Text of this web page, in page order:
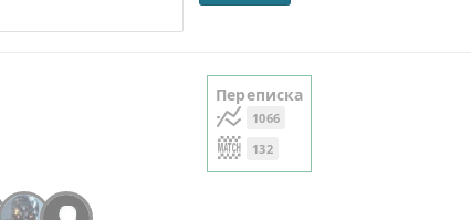
+19
Переписка
1066
132